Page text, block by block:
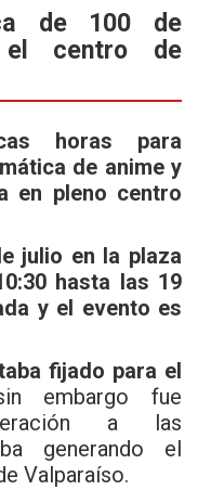
de 100 de
el centro de
horas para
de anime y
en pleno centro
julio en la plaza
hasta las 19
y el evento es
fijado para el
embargo fue
a las
generando el
Valparaíso.